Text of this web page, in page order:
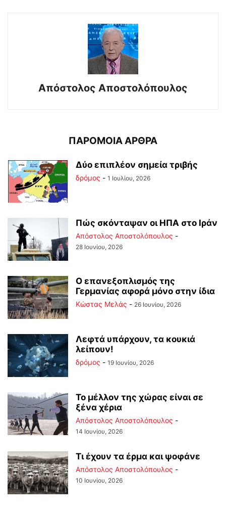
Απόστολος Αποστολόπουλος
ΠΑΡΟΜΟΙΑ ΑΡΘΡΑ
Δύο επιπλέον σημεία τριβής
δρόμος - 1 Ιουλίου, 2026
Πώς σκόνταψαν οι ΗΠΑ στο Ιράν
Απόστολος Αποστολόπουλος -
28 Ιουνίου, 2026
Ο επανεξοπλισμός της
Γερμανίας αφορά μόνο στην ίδια
Κώστας Μελάς - 26 Ιουνίου, 2026
Λεφτά υπάρχουν, τα κουκιά
λείπουν!
δρόμος - 19 Ιουνίου, 2026
Το μέλλον της χώρας είναι σε
ξένα χέρια
Απόστολος Αποστολόπουλος -
14 Ιουνίου, 2026
Τι έχουν τα έρμα και ψοφάνε
Απόστολος Αποστολόπουλος -
10 Ιουνίου, 2026